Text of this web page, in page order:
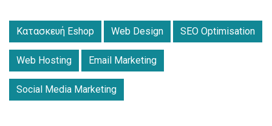
Κατασκευή Eshop Web Design SEO Optimisation
Web Hosting Email Marketing
Social Media Marketing